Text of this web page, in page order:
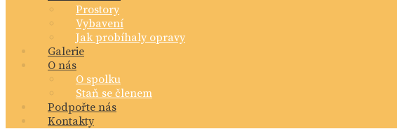
Prostory
Vybavení
Jak probíhaly opravy
Galerie
O nás
O spolku
Staň se členem
Podpořte nás
Kontakty